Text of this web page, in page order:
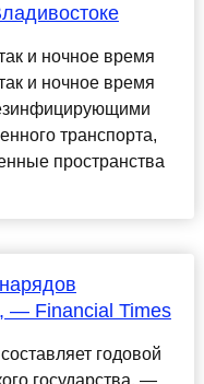
и ночное время
и ночное время
транспорта,
пространства
— Financial Times
годовой